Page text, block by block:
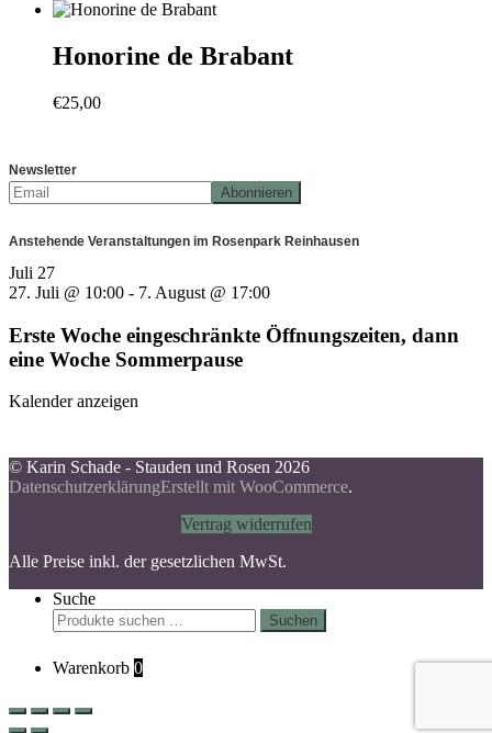
Honorine de Brabant
€25,00
Newsletter
Anstehende Veranstaltungen im Rosenpark Reinhausen
Juli 27
27. Juli @ 10:00 - 7. August @ 17:00
Erste Woche eingeschränkte Öffnungszeiten, dann
eine Woche Sommerpause
Kalender anzeigen
© Karin Schade - Stauden und Rosen 2026
DatenschutzerklärungErstellt mit WooCommerce.
Vertrag widerrufen
Alle Preise inkl. der gesetzlichen MwSt.
Suche
Suchen
nach:
Suchen
Warenkorb 0
Scroll
Up